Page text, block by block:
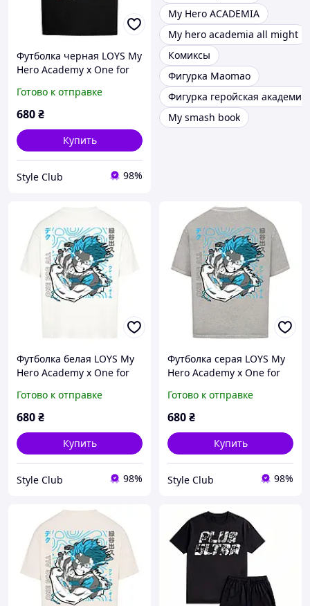
Футболка черная LOYS My
Hero Academy x One for
Готово к отправке
680₴
Купить
Style Club 98%
My Hero ACADEMIA
My hero academia all might
Комиксы
Фигурка Maomao
Фигурка геройская академия
My smash book
Футболка белая LOYS My
Hero Academy x One for
Готово к отправке
680₴
Купить
Style Club 98%
Футболка серая LOYS My
Hero Academy x One for
Готово к отправке
680₴
Купить
Style Club 98%